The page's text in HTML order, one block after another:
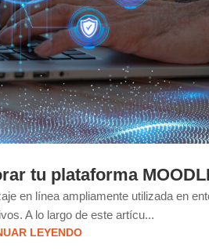
tu plataforma
en línea ampliamente utilizada en
A lo largo de este artícu...
LEYENDO